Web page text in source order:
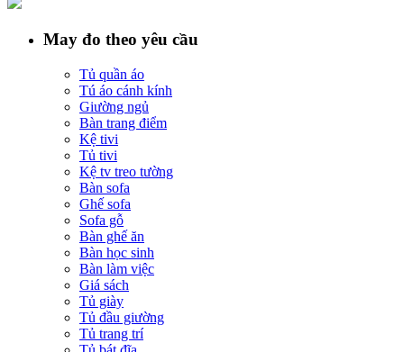
May đo theo yêu cầu
Tủ quần áo
Tú áo cánh kính
Giường ngủ
Bàn trang điểm
Kệ tivi
Tủ tivi
Kệ tv treo tường
Bàn sofa
Ghế sofa
Sofa gỗ
Bàn ghế ăn
Bàn học sinh
Bàn làm việc
Giá sách
Tủ giày
Tủ đầu giường
Tủ trang trí